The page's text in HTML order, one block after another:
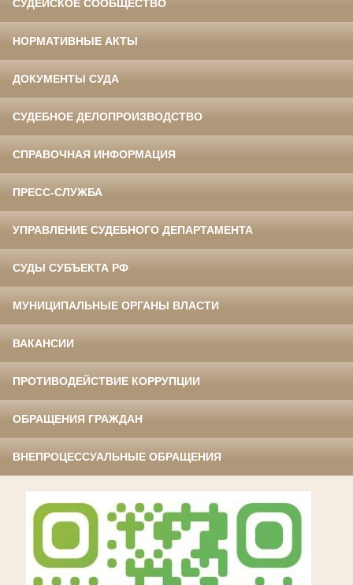
СУДЕЙСКОЕ СООБЩЕСТВО
НОРМАТИВНЫЕ АКТЫ
ДОКУМЕНТЫ СУДА
СУДЕБНОЕ ДЕЛОПРОИЗВОДСТВО
СПРАВОЧНАЯ ИНФОРМАЦИЯ
ПРЕСС-СЛУЖБА
УПРАВЛЕНИЕ СУДЕБНОГО ДЕПАРТАМЕНТА
СУДЫ СУБЪЕКТА РФ
МУНИЦИПАЛЬНЫЕ ОРГАНЫ ВЛАСТИ
ВАКАНСИИ
ПРОТИВОДЕЙСТВИЕ КОРРУПЦИИ
ОБРАЩЕНИЯ ГРАЖДАН
ВНЕПРОЦЕССУАЛЬНЫЕ ОБРАЩЕНИЯ